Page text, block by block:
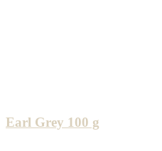
Earl Grey 100 g